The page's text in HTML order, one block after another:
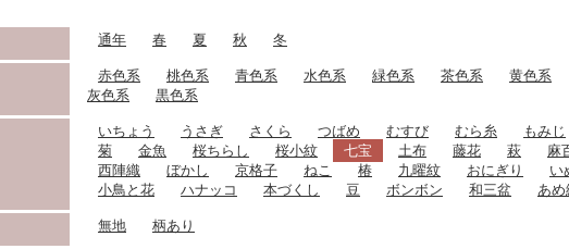
通年 春 夏 秋 冬
赤色系 桃色系 青色系 水色系 緑色系 茶色系 黄色系
灰色系
黒色系
いちょう うさぎ さくら つばめ むすび むら糸 もみじ
菊
金魚 桜ちらし 桜小紋 七宝 土布 藤花 萩 麻
西陣織
ぼかし 京格子 ねこ 椿 九曜紋 おにぎり い
小鳥と花
ハナッコ 本づくし 豆 ボンボン 和三盆 あめ
無地 柄あり